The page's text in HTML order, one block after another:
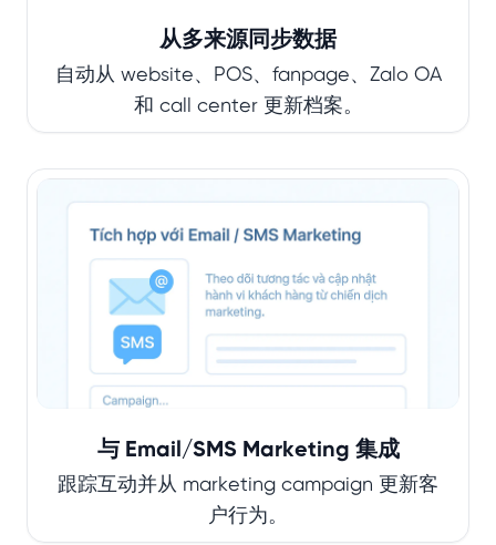
从多来源同步数据
自动从 website、POS、fanpage、Zalo OA
和 call center 更新档案。
与 Email/SMS Marketing 集成
跟踪互动并从 marketing campaign 更新客
户行为。